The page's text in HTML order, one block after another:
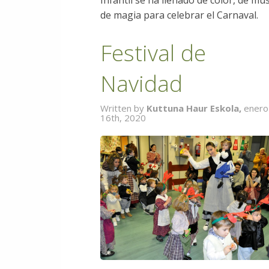
de magia para celebrar el Carnaval.
Festival de
Navidad
Written by Kuttuna Haur Eskola, enero
16th, 2020